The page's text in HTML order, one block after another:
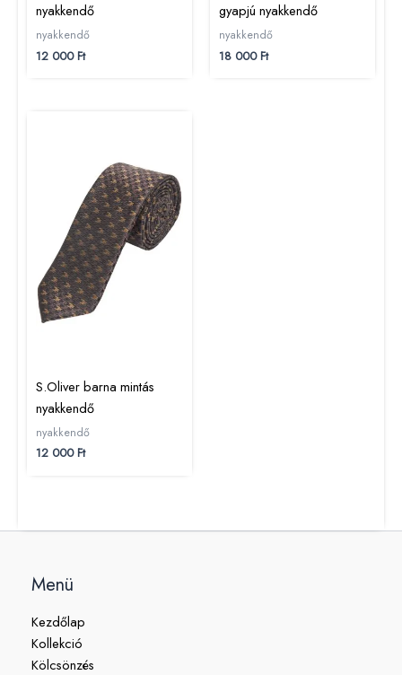
nyakkendő
nyakkendő
12 000Ft
gyapjú nyakkendő
nyakkendő
18 000Ft
S.Oliver barna mintás
nyakkendő
nyakkendő
12 000Ft
Menü
Kezdőlap
Kollekció
Kölcsönzés